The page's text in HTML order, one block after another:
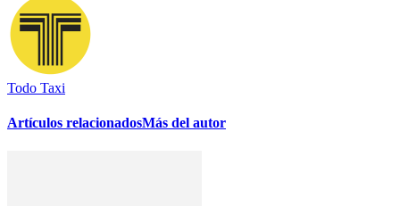
Todo Taxi
Artículos relacionadosMás del autor